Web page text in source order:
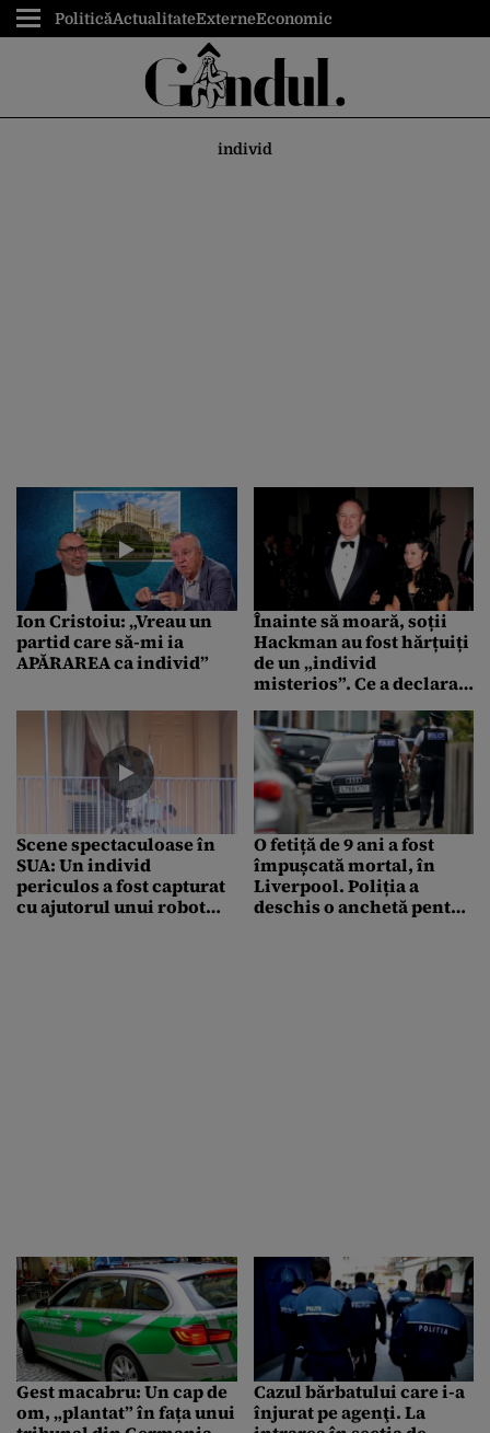
PoliticăActualitateExterneEconomic
individ
Ion Cristoiu: „Vreau un
partid care să-mi ia
APĂRAREA ca individ”
Înainte să moară, soții
Hackman au fost hărțuiți
de un „individ
misterios”. Ce a declarat
Arakawa
Scene spectaculoase în
SUA: Un individ
periculos a fost capturat
cu ajutorul unui robot
O fetiță de 9 ani a fost
împușcată mortal, în
Liverpool. Poliția a
deschis o anchetă pentru
Gest macabru: Un cap de
om, „plantat” în fața unui
Cazul bărbatului care i-a
înjurat pe agenţi. La